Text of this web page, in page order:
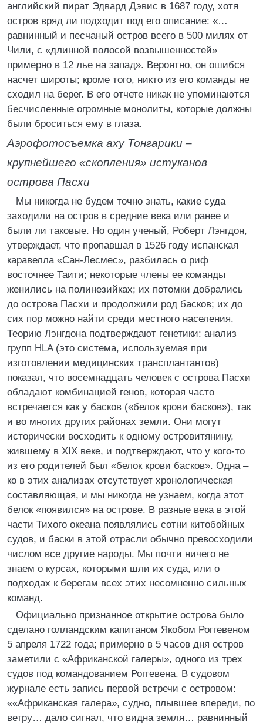
английский пират Эдвард Дэвис в 1687 году, хотя
остров вряд ли подходит под его описание: «…
равнинный и песчаный остров всего в 500 милях от
Чили, с «длинной полосой возвышенностей»
примерно в 12 лье на запад». Вероятно, он ошибся
насчет широты; кроме того, никто из его команды не
сходил на берег. В его отчете никак не упоминаются
бесчисленные огромные монолиты, которые должны
были броситься ему в глаза.
Аэрофотосъемка аху Тонгарики –
крупнейшего «скопления» истуканов
острова Пасхи
Мы никогда не будем точно знать, какие суда
заходили на остров в средние века или ранее и
были ли таковые. Но один ученый, Роберт Лэнгдон,
утверждает, что пропавшая в 1526 году испанская
каравелла «Сан-Лесмес», разбилась о риф
восточнее Таити; некоторые члены ее команды
женились на полинезийках; их потомки добрались
до острова Пасхи и продолжили род басков; их до
сих пор можно найти среди местного населения.
Теорию Лэнгдона подтверждают генетики: анализ
групп HLA (это система, используемая при
изготовлении медицинских трансплантантов)
показал, что восемнадцать человек с острова Пасхи
обладают комбинацией генов, которая часто
встречается как у басков («белок крови басков»), так
и во многих других районах земли. Они могут
исторически восходить к одному островитянину,
жившему в XIX веке, и подтверждают, что у кого-то
из его родителей был «белок крови басков». Одна –
ко в этих анализах отсутствует хронологическая
составляющая, и мы никогда не узнаем, когда этот
белок «появился» на острове. В разные века в этой
части Тихого океана появлялись сотни китобойных
судов, и баски в этой отрасли обычно превосходили
числом все другие народы. Мы почти ничего не
знаем о курсах, которыми шли их суда, или о
подходах к берегам всех этих несомненно сильных
команд.
Официально признанное открытие острова было
сделано голландским капитаном Якобом Роггевеном
5 апреля 1722 года; примерно в 5 часов дня остров
заметили с «Африканской галеры», одного из трех
судов под командованием Роггевена. В судовом
журнале есть запись первой встречи с островом:
««Африканская галера», судно, плывшее впереди, по
ветру… дало сигнал, что видна земля… равнинный